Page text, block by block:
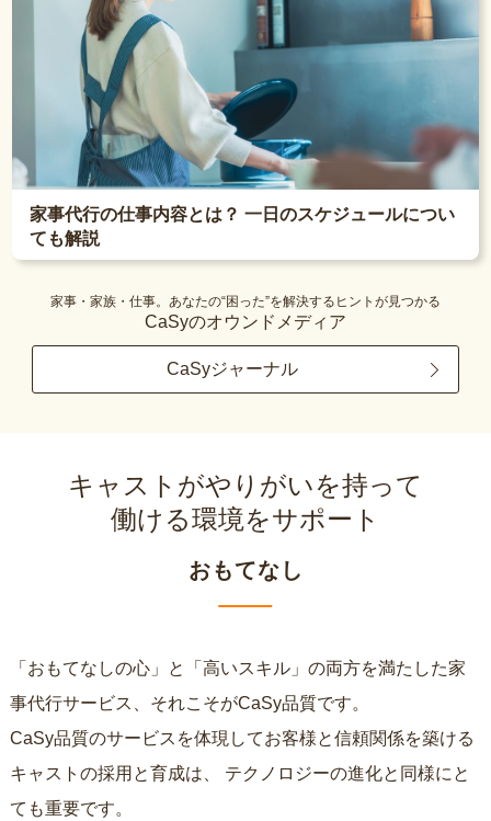
家事代行の仕事内容とは？ 一日のスケジュールについ
ても解説
家事・家族・仕事。あなたの“困った”を解決するヒントが見つかる
CaSyのオウンドメディア
CaSyジャーナル
キャストがやりがいを持って
働ける環境をサポート
おもてなし
「おもてなしの心」と「高いスキル」の両方を満たした家
事代行サービス、それこそがCaSy品質です。
CaSy品質のサービスを体現してお客様と信頼関係を築ける
キャストの採用と育成は、
ても重要です。